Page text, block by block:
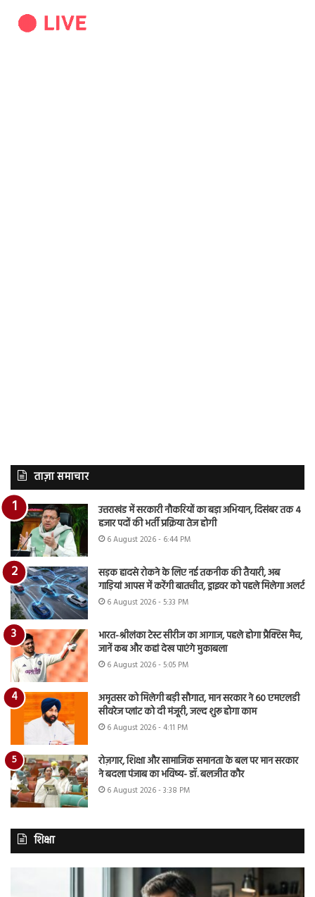
ताज़ा समाचार
उत्तराखंड में सरकारी नौकरियों का बड़ा अभियान, दिसंबर तक 4
हजार पदों की भर्ती प्रक्रिया तेज होगी
6 August 2026 - 6:44 PM
सड़क हादसे रोकने के लिए नई तकनीक की तैयारी, अब
गाड़ियां आपस में करेंगी बातचीत, ड्राइवर को पहले मिलेगा अलर्ट
6 August 2026 - 5:33 PM
भारत-श्रीलंका टेस्ट सीरीज का आगाज, पहले होगा प्रैक्टिस मैच,
जानें कब और कहां देख पाएंगे मुकाबला
6 August 2026 - 5:05 PM
अमृतसर को मिलेगी बड़ी सौगात, मान सरकार ने 60 एमएलडी
सीवरेज प्लांट को दी मंजूरी, जल्द शुरू होगा काम
6 August 2026 - 4:11 PM
रोज़गार, शिक्षा और सामाजिक समानता के बल पर मान सरकार
ने बदला पंजाब का भविष्य- डॉ. बलजीत कौर
6 August 2026 - 3:38 PM
शिक्षा